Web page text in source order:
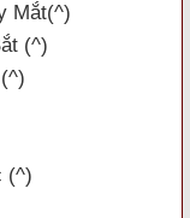
Mắt(^)
(^)
(^)